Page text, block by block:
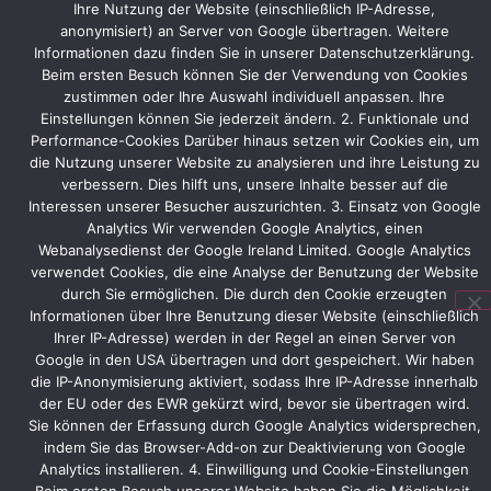
stehen
Gespräche
auf
Stand
im
Mittelpunkt.
[/et_pb_text]
[/et_pb_column]
[/et_pb_row]
[/et_pb_section]
Vorheriger Nächster
Ihre Nutzung der Website (einschließlich IP-Adresse,
anonymisiert) an Server von Google übertragen. Weitere
Informationen dazu finden Sie in unserer Datenschutzerklärung.
Beim ersten Besuch können Sie der Verwendung von Cookies
zustimmen oder Ihre Auswahl individuell anpassen. Ihre
Einstellungen können Sie jederzeit ändern. 2. Funktionale und
Performance-Cookies Darüber hinaus setzen wir Cookies ein, um
die Nutzung unserer Website zu analysieren und ihre Leistung zu
verbessern. Dies hilft uns, unsere Inhalte besser auf die
Interessen unserer Besucher auszurichten. 3. Einsatz von Google
Analytics Wir verwenden Google Analytics, einen
Webanalysedienst der Google Ireland Limited. Google Analytics
verwendet Cookies, die eine Analyse der Benutzung der Website
durch Sie ermöglichen. Die durch den Cookie erzeugten
Informationen über Ihre Benutzung dieser Website (einschließlich
Ihrer IP-Adresse) werden in der Regel an einen Server von
Google in den USA übertragen und dort gespeichert. Wir haben
die IP-Anonymisierung aktiviert, sodass Ihre IP-Adresse innerhalb
der EU oder des EWR gekürzt wird, bevor sie übertragen wird.
Sie können der Erfassung durch Google Analytics widersprechen,
indem Sie das Browser-Add-on zur Deaktivierung von Google
Analytics installieren. 4. Einwilligung und Cookie-Einstellungen